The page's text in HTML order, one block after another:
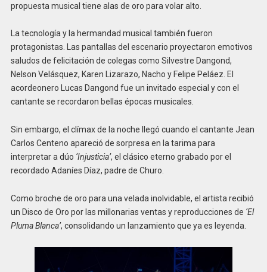
propuesta musical tiene alas de oro para volar alto.
La tecnología y la hermandad musical también fueron
protagonistas. Las pantallas del escenario proyectaron emotivos
saludos de felicitación de colegas como Silvestre Dangond,
Nelson Velásquez, Karen Lizarazo, Nacho y Felipe Peláez. El
acordeonero Lucas Dangond fue un invitado especial y con el
cantante se recordaron bellas épocas musicales.
Sin embargo, el clímax de la noche llegó cuando el cantante Jean
Carlos Centeno apareció de sorpresa en la tarima para
interpretar a dúo ‘Injusticia’, el clásico eterno grabado por el
recordado Adaníes Díaz, padre de Churo.
Como broche de oro para una velada inolvidable, el artista recibió
un Disco de Oro por las millonarias ventas y reproducciones de ‘El
Pluma Blanca’, consolidando un lanzamiento que ya es leyenda.